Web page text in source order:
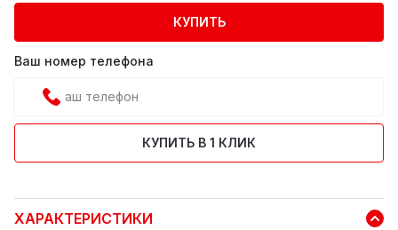
КУПИТЬ
Ваш номер телефона
КУПИТЬ В 1 КЛИК
ХАРАКТЕРИСТИКИ